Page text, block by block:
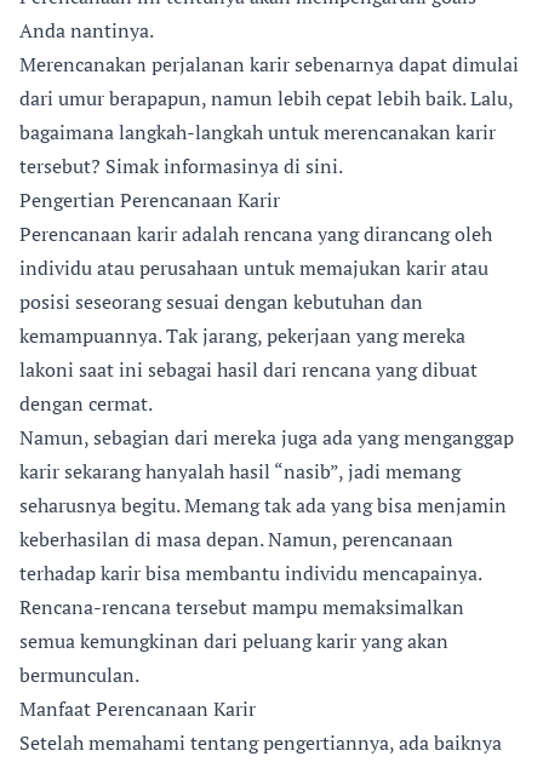
Anda nantinya.
Merencanakan perjalanan karir sebenarnya dapat dimulai
dari umur berapapun, namun lebih cepat lebih baik. Lalu,
bagaimana langkah-langkah untuk merencanakan karir
tersebut? Simak informasinya di sini.
Pengertian Perencanaan Karir
Perencanaan karir adalah rencana yang dirancang oleh
individu atau perusahaan untuk memajukan karir atau
posisi seseorang sesuai dengan kebutuhan dan
kemampuannya. Tak jarang, pekerjaan yang mereka
lakoni saat ini sebagai hasil dari rencana yang dibuat
dengan cermat.
Namun, sebagian dari mereka juga ada yang menganggap
karir sekarang hanyalah hasil “nasib”, jadi memang
seharusnya begitu. Memang tak ada yang bisa menjamin
keberhasilan di masa depan. Namun, perencanaan
terhadap karir bisa membantu individu mencapainya.
Rencana-rencana tersebut mampu memaksimalkan
semua kemungkinan dari peluang karir yang akan
bermunculan.
Manfaat Perencanaan Karir
Setelah memahami tentang pengertiannya, ada baiknya